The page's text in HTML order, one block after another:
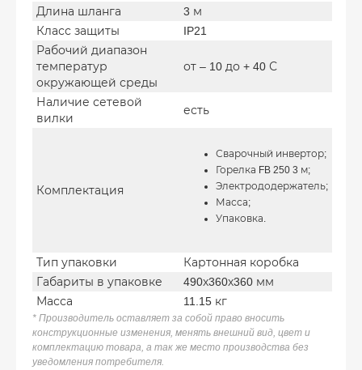
Длина шланга
3 м
Класс защиты
IP21
Рабочий диапазон
температур
окружающей среды
от – 10 до + 40 С
Наличие сетевой
вилки
есть
Комплектация
Сварочный инвертор;
Горелка FB 250 3 м;
Электрододержатель;
Масса;
Упаковка.
Тип упаковки
Картонная коробка
Габариты в упаковке
490х360х360 мм
Масса
11.15 кг
* Производитель оставляет за собой право вносить
конструкционные изменения, менять внешний вид, цвет и
комплектацию товара, а так же место производства без
уведомления потребителя.